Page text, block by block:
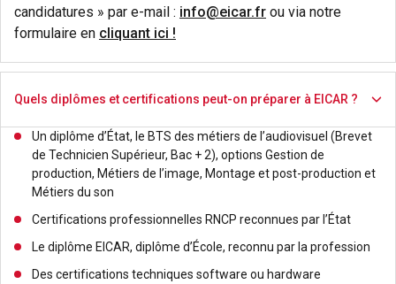
candidatures » par e-mail : info@eicar.fr ou via notre
formulaire en cliquant ici !
Quels diplômes et certifications peut-on préparer à EICAR ?
Un diplôme d’État, le BTS des métiers de l’audiovisuel (Brevet
de Technicien Supérieur, Bac + 2), options Gestion de
production, Métiers de l’image, Montage et post-production et
Métiers du son
Certifications professionnelles RNCP reconnues par l’État
Le diplôme EICAR, diplôme d’École, reconnu par la profession
Des certifications techniques software ou hardware